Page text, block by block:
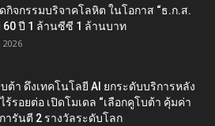
กิจกรรมบริจาคโลหิต ในโอกาส “ธ.ก.ส.
60 ปี 1 ล้านซีซี 1 ล้านบาท
2026
ต้า ดึงเทคโนโลยี AI ยกระดับบริการหลัง
ร้รอยต่อ เปิดโมเดล “เลือกคูโบต้า คุ้มค่า
ารันตี 2 รางวัลระดับโลก